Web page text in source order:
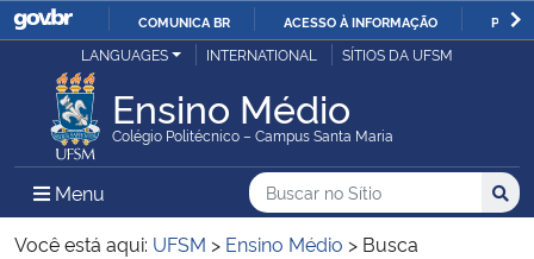
IR
O
COMUNICA BR ACESSO À INFORMAÇÃO
Ministério da Justiça e Segurança Pública
Ministério da Defesa
Ministério das Relações Exteriores
LANGUAGES INTERNATIONAL SÍTIOS DA UFSM
Ensino Médio
Colégio Politécnico – Campus Santa Maria
Menu Menu Principal do Sítio
Busca
Buscar no no Sítio
Busca:
Você está aqui: UFSM > Ensino Médio > Busca